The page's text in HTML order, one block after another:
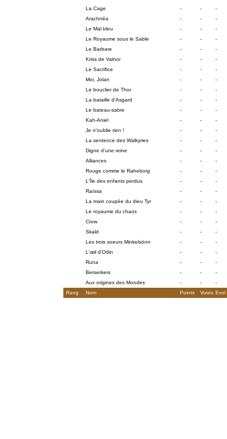
La Cage
- -
-
Arachnéa
- -
-
Le Mal bleu
- -
-
Le Royaume sous le Sable
- -
-
Le Barbare
- -
-
Kriss de Valnor
- -
-
Le Sacrifice
- -
-
Moi, Jolan
- -
-
Le bouclier de Thor
- -
-
La bataille d'Asgard
- -
-
Le bateau-sabre
- -
-
Kah-Aniel
- -
-
Je n'oublie rien !
- -
-
La sentence des Walkyries
- -
-
Digne d'une reine
- -
-
Alliances
- -
-
Rouge comme le Raheborg
- -
-
L'île des enfants perdus
- -
-
Raïssa
- -
-
La main coupée du dieu Tyr
- -
-
Le royaume du chaos
- -
-
Crow
- -
-
Skald
- -
-
Les trois soeurs Minkelsönn
- -
-
L'œil d'Odin
- -
-
Runa
- -
-
Berserkers
- -
-
Aux origines des Mondes
- -
-
Rang
Nom Points Votes Evol